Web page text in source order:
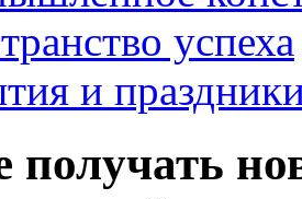
успеха
и
получать